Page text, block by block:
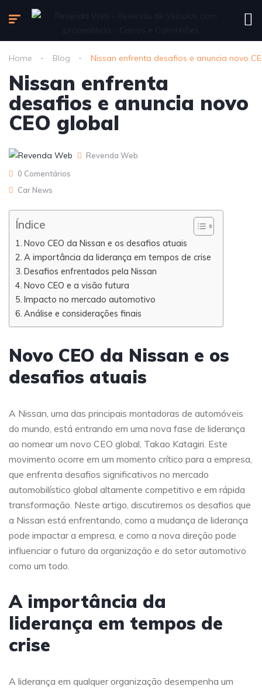
Home Blog Nissan enfrenta desafios e anuncia novo
Nissan enfrenta
desafios e anuncia novo
CEO global
Revenda Web
0 Comentários
Car News
Índice
Novo CEO da Nissan e os desafios atuais
A importância da liderança em tempos de crise
Desafios enfrentados pela Nissan
Novo CEO e a visão futura
Impacto no mercado automotivo
Análise e considerações finais
Novo CEO da Nissan e os
desafios atuais
A Nissan, uma das principais montadoras de automóveis
do mundo, está entrando em uma nova fase de liderança
ao nomear um novo CEO global, Takao Katagiri. Este
movimento ocorre em um momento crítico para a empresa,
que enfrenta desafios significativos no mercado
automobilístico global altamente competitivo e em rápida
transformação. Neste artigo, discutiremos os desafios que
a Nissan está enfrentando, como a mudança de liderança
pode impactar a empresa, e como a nova direção pode
influenciar o futuro da organização e do setor automotivo
como um todo.
A importância da
liderança em tempos de
crise
A liderança em qualquer organização desempenha um